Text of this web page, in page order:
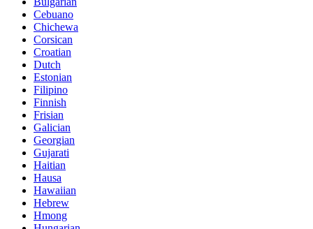
Cebuano
Chichewa
Corsican
Croatian
Dutch
Estonian
Filipino
Finnish
Frisian
Galician
Georgian
Gujarati
Haitian
Hausa
Hawaiian
Hebrew
Hmong